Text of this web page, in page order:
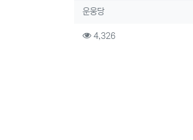
작성자 정보
운웅당작성
컨텐츠 정보
4,326조회